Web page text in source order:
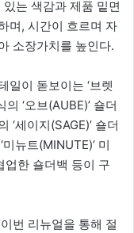
는 색감과 제품 밑면
며, 시간이 흐르며 자
소장가치를 높인다.
이 돋보이는 ‘브렛
‘오브(AUBE)’ 숄더
세이지(SAGE)’ 숄더
뉴트(MINUTE)’ 미
업한 숄더백 등이 구
번 리뉴얼을 통해 절